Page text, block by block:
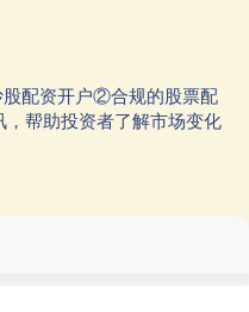
配资开户②合规的股票配
帮助投资者了解市场变化